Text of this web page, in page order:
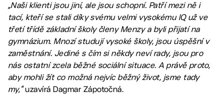
„Naši klienti jsou jiní, ale jsou schopní. Patří mezi ně i
tací, kteří se stali díky svému velmi vysokému IQ už ve
třetí třídě základní školy členy Menzy a byli přijatí na
gymnázium. Mnozí studují vysoké školy, jsou úspěšní v
zaměstnání. Jediné s čím si někdy neví rady, jsou pro
nás ostatní zcela běžné sociální situace. A právě proto,
aby mohli žít co možná nejvíc běžný život, jsme tady
my,“ uzavírá Dagmar Zápotočná.